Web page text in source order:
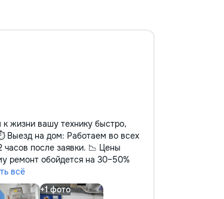
жизни вашу технику быстро,
Выезд на дом: Работаем во всех
часов после заявки. 📉 Цены
ремонт обойдется на 30–50%
всё